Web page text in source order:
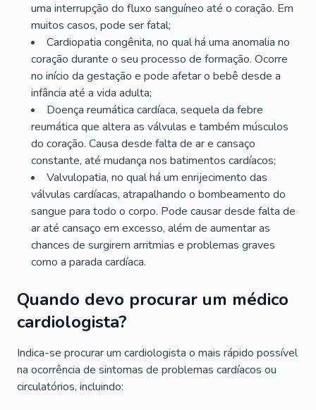
uma interrupção do fluxo sanguíneo até o coração. Em
muitos casos, pode ser fatal;
Cardiopatia congênita, no qual há uma anomalia no
coração durante o seu processo de formação. Ocorre
no início da gestação e pode afetar o bebê desde a
infância até a vida adulta;
Doença reumática cardíaca, sequela da febre
reumática que altera as válvulas e também músculos
do coração. Causa desde falta de ar e cansaço
constante, até mudança nos batimentos cardíacos;
Valvulopatia, no qual há um enrijecimento das
válvulas cardíacas, atrapalhando o bombeamento do
sangue para todo o corpo. Pode causar desde falta de
ar até cansaço em excesso, além de aumentar as
chances de surgirem arritmias e problemas graves
como a parada cardíaca.
Quando devo procurar um médico
cardiologista?
Indica-se procurar um cardiologista o mais rápido possível
na ocorrência de sintomas de problemas cardíacos ou
circulatórios, incluindo: